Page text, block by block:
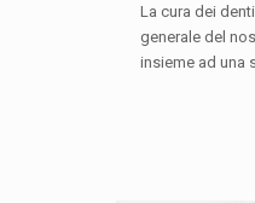
La cura dei
generale del
insieme ad una